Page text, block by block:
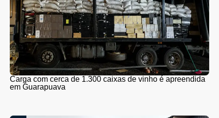
Carga com cerca de 1.300 caixas de vinho é apreendida
em Guarapuava